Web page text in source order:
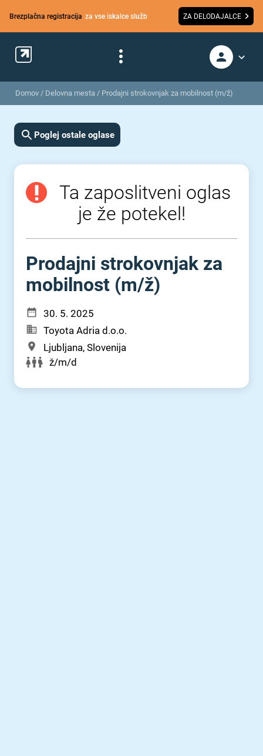
Brezplačna registracija za vse iskalce služb ZA DELODAJALCE
Domov / Delovna mesta / Prodajni strokovnjak za mobilnost (m/ž)
Poglej ostale oglase
Ta zaposlitveni oglas
je že potekel!
Prodajni strokovnjak za
mobilnost (m⁠/⁠ž)
30. 5. 2025
Toyota Adria d.o.o.
Ljubljana, Slovenija
ž/m/d